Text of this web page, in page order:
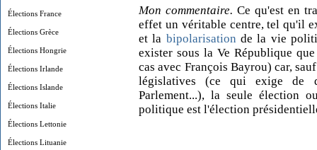
Élections France
Élections Grèce
Élections Hongrie
Élections Irlande
Élections Islande
Élections Italie
Élections Lettonie
Élections Lituanie
Mon commentaire. Ce qu'est en
effet un véritable centre, tel qu'il
et la bipolarisation de la vie
exister sous la Ve République
cas avec François Bayrou) car,
législatives (ce qui exige de
Parlement...), la seule élection
politique est l'élection